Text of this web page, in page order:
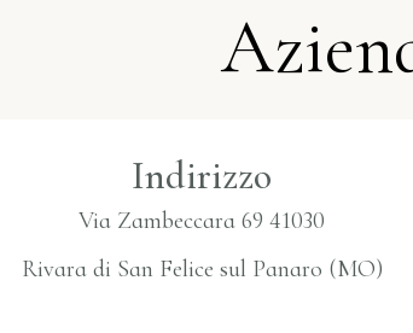
Indirizzo
Via Zambeccara 69 41030
Rivara di San Felice sul Panaro (MO)